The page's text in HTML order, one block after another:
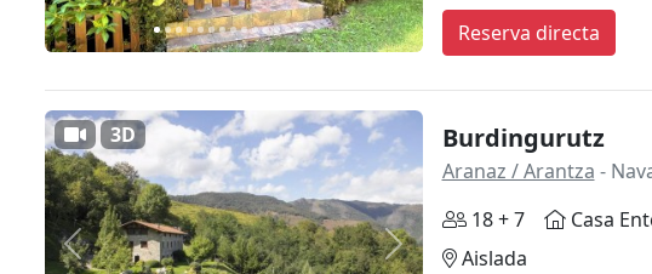
Reserva directa
Anterior Siguiente
3D Burdingurutz
Aranaz / Arantza -
18 + 7
Casa
Aislada